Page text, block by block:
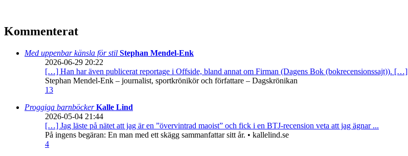
Kommenterat
Med uppenbar känsla för stil Stephan Mendel-Enk
2026-06-29 20:22
[…] Han har även publicerat reportage i Offside, bland annat om Firman (Dagens Bok (bokrecensionssajt)). […]
Stephan Mendel-Enk – journalist, sportkrönikör och författare – Dagskrönikan
13
Proggiga barnböckerKalle Lind
2026-05-04 21:44
[…] Jag läste på nätet att jag är en ”övervintrad maoist” och fick i en BTJ-recension veta att jag ägnar ...
På ingens begäran: En man med ett skägg sammanfattar sitt år. • kallelind.se
4